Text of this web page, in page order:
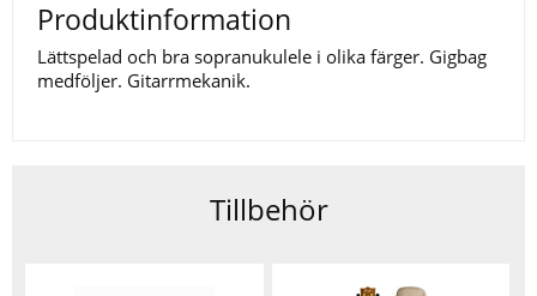
Produktinformation
Lättspelad och bra sopranukulele i olika färger. Gigbag
medföljer. Gitarrmekanik.
Tillbehör